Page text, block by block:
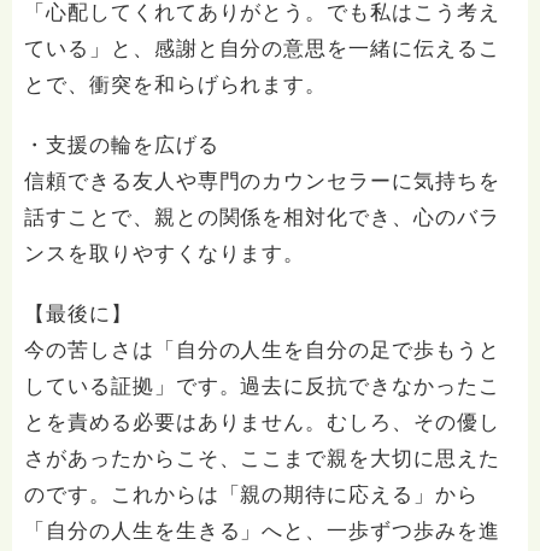
「心配してくれてありがとう。でも私はこう考え
ている」と、感謝と自分の意思を一緒に伝えるこ
とで、衝突を和らげられます。
・支援の輪を広げる
信頼できる友人や専門のカウンセラーに気持ちを
話すことで、親との関係を相対化でき、心のバラ
ンスを取りやすくなります。
【最後に】
今の苦しさは「自分の人生を自分の足で歩もうと
している証拠」です。過去に反抗できなかったこ
とを責める必要はありません。むしろ、その優し
さがあったからこそ、ここまで親を大切に思えた
のです。これからは「親の期待に応える」から
「自分の人生を生きる」へと、一歩ずつ歩みを進